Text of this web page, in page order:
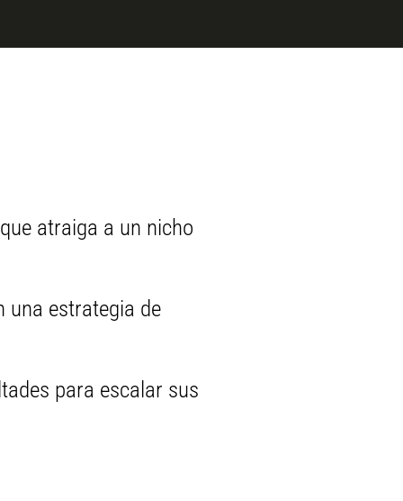
atraiga a un nicho
una estrategia de
para escalar sus